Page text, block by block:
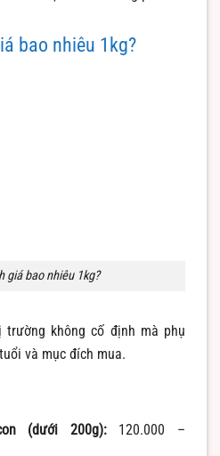
bao nhiêu 1kg?
giá bao nhiêu 1kg?
không cố định mà phụ
và mục đích mua.
(dưới 200g):120.000 –